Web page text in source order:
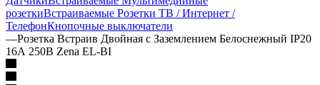
розеткиВстраиваемые Розетки ТВ / Интернет /
ТелефонКнопочные выключатели
—Розетка Встраив Двойная с Заземлением Белоснежный IP20
16А 250В Zena EL-BI